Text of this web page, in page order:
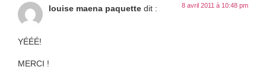
louise maena paquette dit : 8 avril 2011 à 10:48 pm
YÉÉÉ!
MERCI !